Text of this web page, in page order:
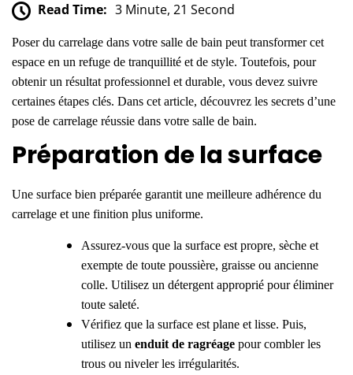
Read Time: 3 Minute, 21 Second
Poser du carrelage dans votre salle de bain peut transformer cet
espace en un refuge de tranquillité et de style. Toutefois, pour
obtenir un résultat professionnel et durable, vous devez suivre
certaines étapes clés. Dans cet article, découvrez les secrets d’une
pose de carrelage réussie dans votre salle de bain.
Préparation de la surface
Une surface bien préparée garantit une meilleure adhérence du
carrelage et une finition plus uniforme.
Assurez-vous que la surface est propre, sèche et
exempte de toute poussière, graisse ou ancienne
colle. Utilisez un détergent approprié pour éliminer
toute saleté.
Vérifiez que la surface est plane et lisse. Puis,
utilisez un enduit de ragréage pour combler les
trous ou niveler les irrégularités.